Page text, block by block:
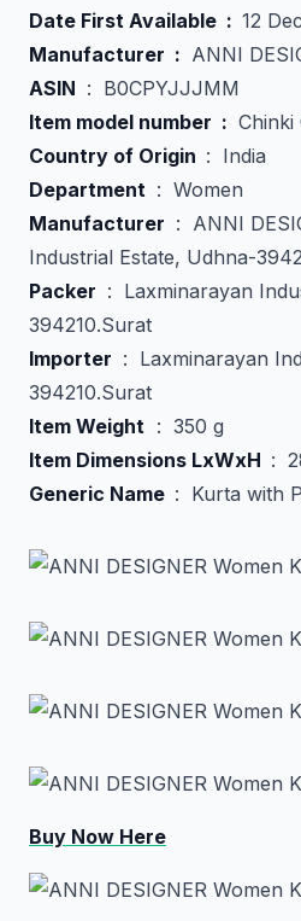
Date First Available ‏ : ‎ 12
Manufacturer ‏ : ‎ ANNI
ASIN ‏ : ‎ B0CPYJJJMM
Item model number ‏ :
: ‎ India
Department ‏ : ‎ Women
Manufacturer
Industrial Estate, Udhna-
Packer
394210.Surat
Importer
394210.Surat
Item Weight ‏ : ‎ 350 g
:
: ‎ Kurta with
Buy Now Here